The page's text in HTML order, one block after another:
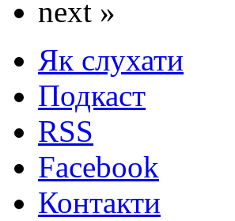
next »
Як слухати
Подкаст
RSS
Facebook
Контакти